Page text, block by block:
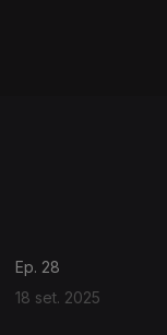
Ep. 28
18 set. 2025